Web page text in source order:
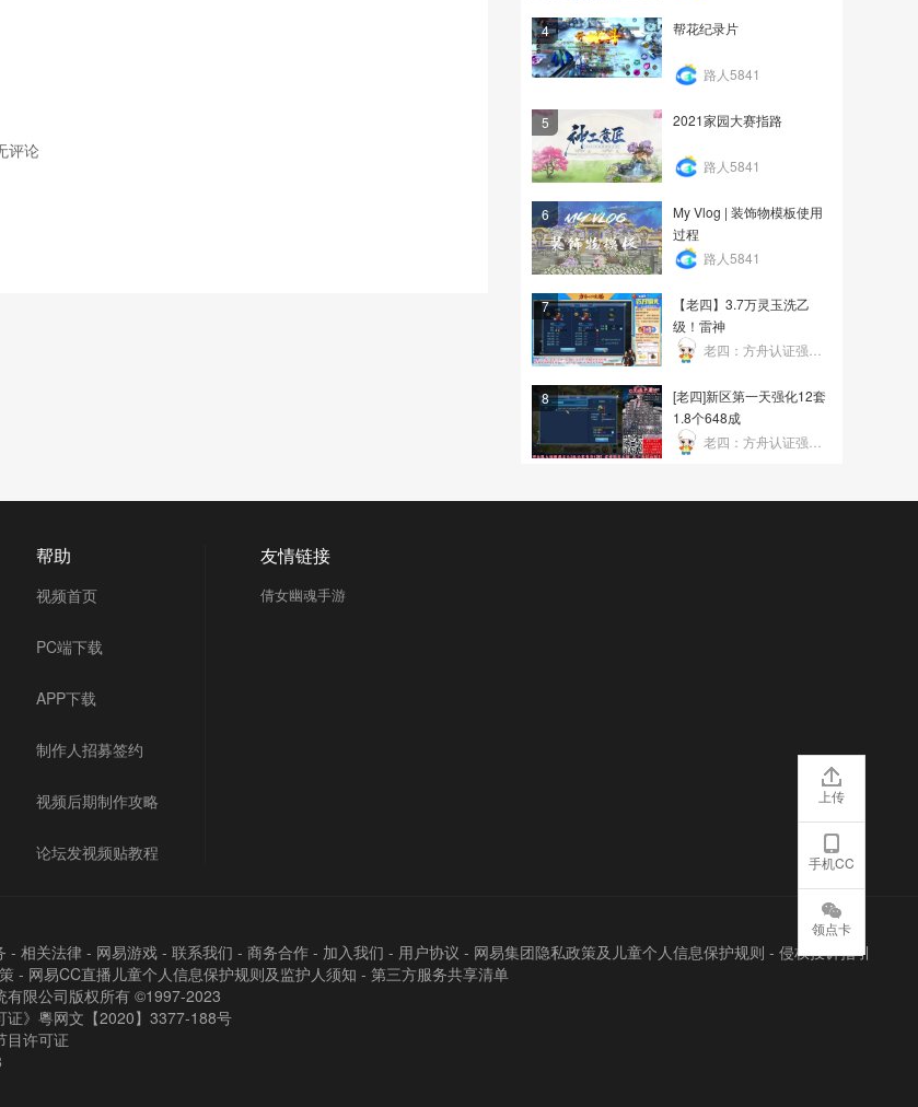
评论
4 帮花纪录片
路人5841
5 2021家园大赛指路
路人5841
6
My Vlog | 装饰物模板使用
过程
路人5841
7
【老四】3.7万灵玉洗乙
级！雷神
8
[老四]新区第一天强化12套
1.8个648成
帮助
视频首页
PC端下载
APP下载
制作人招募签约
视频后期制作攻略
论坛发视频贴教程
友情链接
倩女幽魂手游
- 相关法律 - 网易游戏 - 联系我们 - 商务合作 - 加入我们 - 用户协议 - 网易集团隐私政策及儿童个人信息保护规则 - 侵权投诉指引
- 网易CC直播儿童个人信息保护规则及监护人须知 - 第三方服务共享清单
有限公司版权所有 ©1997-2023
证》粵网文【2020】3377-188号
目许可证
上传
手机CC
领点卡